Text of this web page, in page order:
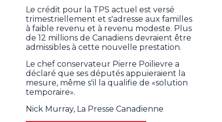
Le crédit pour la TPS actuel est versé
trimestriellement et s'adresse aux familles
à faible revenu et à revenu modeste. Plus
de 12 millions de Canadiens devraient être
admissibles à cette nouvelle prestation.
Le chef conservateur Pierre Poilievre a
déclaré que ses députés appuieraient la
mesure, même s'il la qualifie de «solution
temporaire».
Nick Murray, La Presse Canadienne